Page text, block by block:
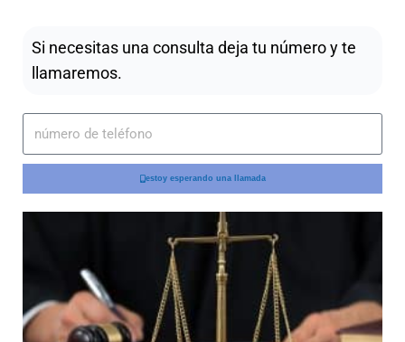
Si necesitas una consulta deja tu número y te
llamaremos.
estoy esperando una llamada